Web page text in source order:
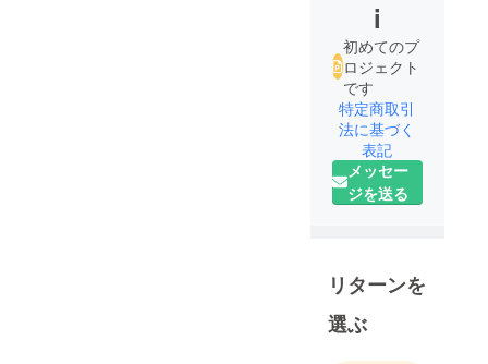
i
初めてのプ
ロジェクト
です
特定商取引
法に基づく
表記
メッセー
ジを送る
リターンを
選ぶ